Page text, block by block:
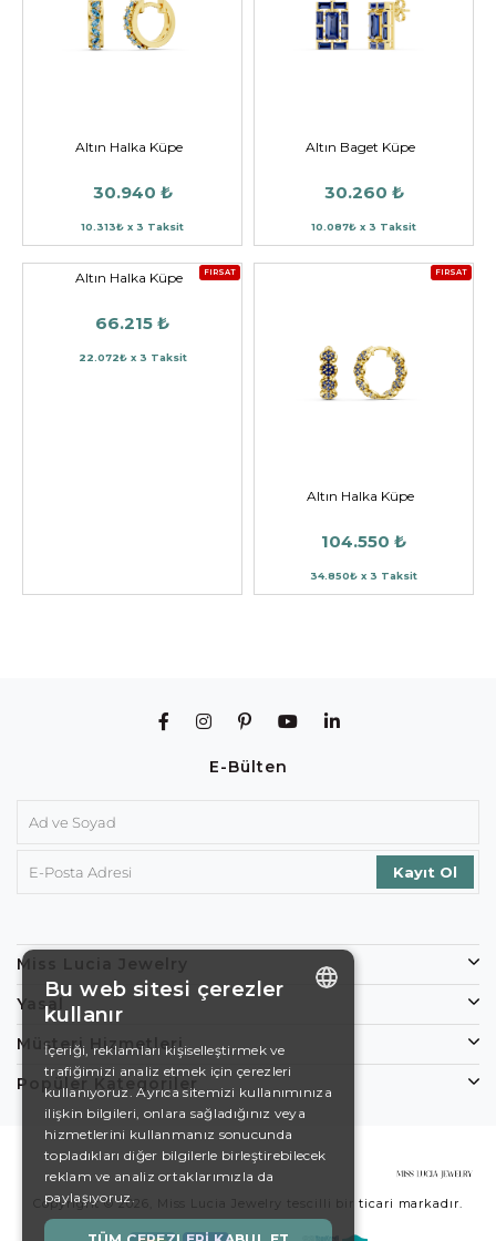
Altın Halka Küpe
30.940 ₺
10.313₺ x 3 Taksit
Altın Baget Küpe
30.260 ₺
10.087₺ x 3 Taksit
FIRSAT
Altın Halka Küpe
66.215 ₺
22.072₺ x 3 Taksit
FIRSAT
Altın Halka Küpe
104.550 ₺
34.850₺ x 3 Taksit
E-Bülten
Miss Lucia Jewelry
Yasal
Müşteri Hizmetleri
Popüler Kategoriler
Copyright © 2026, Miss Lucia Jewelry tescilli bir ticari markadır.
DE
EN
SWEDISH
TURKISH
Bu web sitesi çerezler
kullanır
İçeriği, reklamları kişiselleştirmek ve
trafiğimizi analiz etmek için çerezleri
kullanıyoruz. Ayrıca sitemizi kullanımınıza
ilişkin bilgileri, onlara sağladığınız veya
hizmetlerini kullanmanız sonucunda
topladıkları diğer bilgilerle birleştirebilecek
reklam ve analiz ortaklarımızla da
paylaşıyoruz.